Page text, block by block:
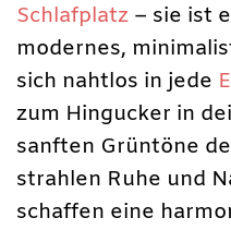
Schlafplatz – sie ist
modernes,
sich nahtlos in jede
zum Hingucker in
sanften Grüntöne
strahlen Ruhe und
schaffen eine